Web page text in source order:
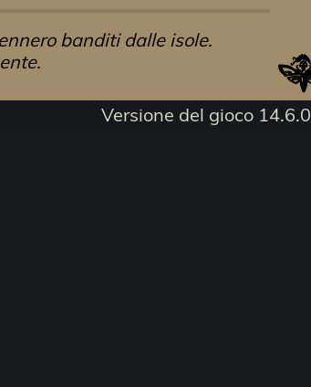
banditi dalle isole.
Versione del gioco 14.6.0